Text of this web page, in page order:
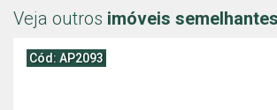
Veja outros imóveis semelhantes
Cód: AP2093